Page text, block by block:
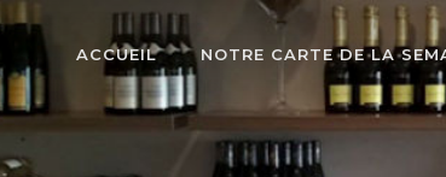
ACCUEIL NOTRE CARTE DE LA